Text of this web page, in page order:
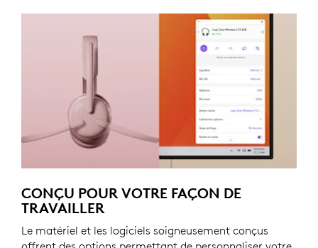
CONÇU POUR VOTRE FAÇON DE
TRAVAILLER
Le matériel et les logiciels soigneusement conçus